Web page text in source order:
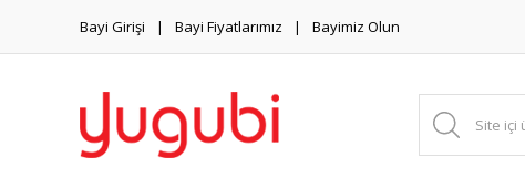
Bayi Girişi Bayi Fiyatlarımız Bayimiz Olun